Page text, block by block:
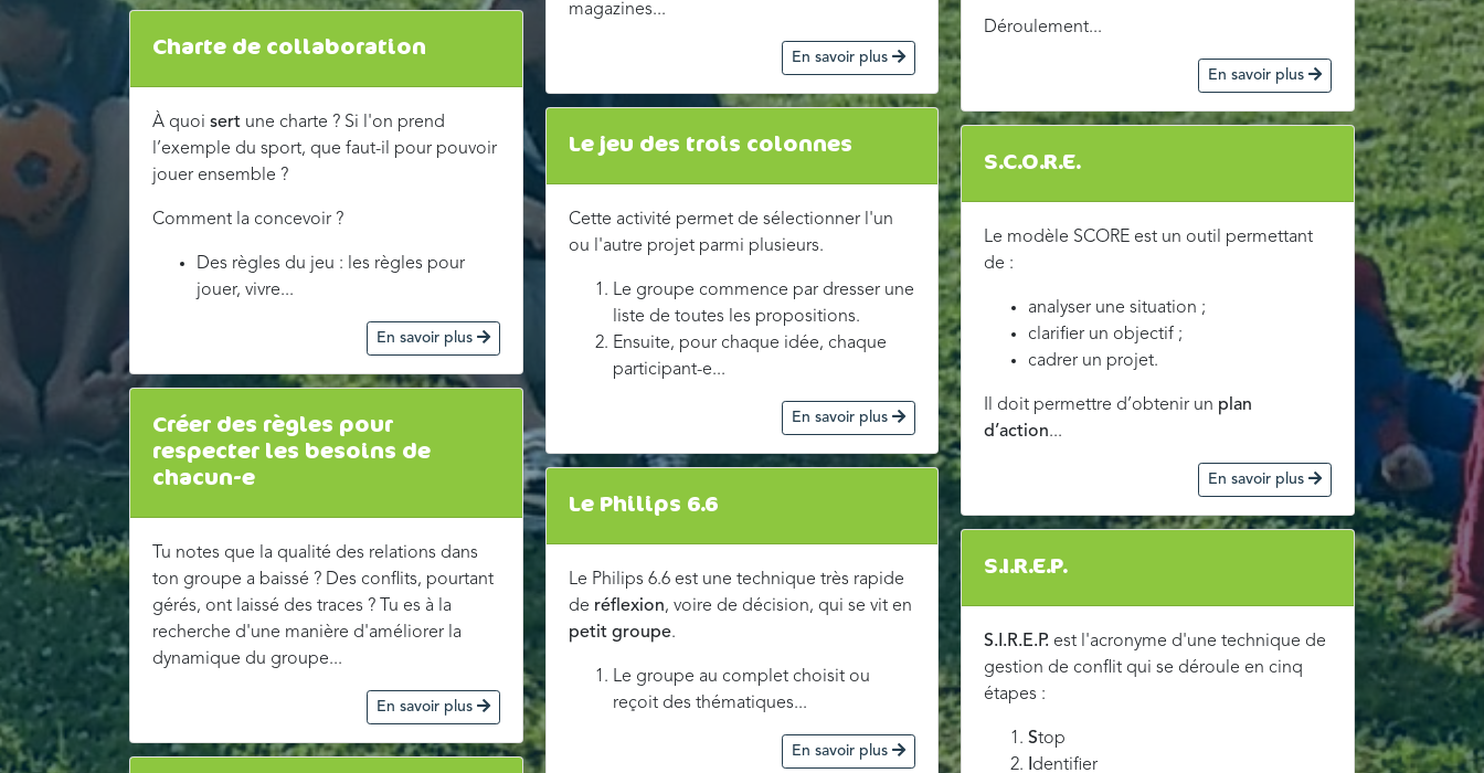
Charte de collaboration
À quoi sert une charte ? Si l'on prend
l’exemple du sport, que faut-il pour pouvoir
jouer ensemble ?
Comment la concevoir ?
Des règles du jeu : les règles pour
jouer, vivre...
En savoir plus
Créer des règles pour
respecter les besoins de
chacun-e
Tu notes que la qualité des relations dans
ton groupe a baissé ? Des conflits, pourtant
gérés, ont laissé des traces ? Tu es à la
recherche d'une manière d'améliorer la
dynamique du groupe...
En savoir plus
magazines...
En savoir plus
Le jeu des trois colonnes
Cette activité permet de sélectionner l'un
ou l'autre projet parmi plusieurs.
Le groupe commence par dresser une
liste de toutes les propositions.
Ensuite, pour chaque idée, chaque
participant-e...
En savoir plus
Le Philips 6.6
Le Philips 6.6 est une technique très rapide
de réflexion, voire de décision, qui se vit en
petit groupe.
Le groupe au complet choisit ou
reçoit des thématiques...
En savoir plus
Déroulement...
En savoir plus
S.C.O.R.E.
Le modèle SCORE est un outil permettant
de :
analyser une situation ;
clarifier un objectif ;
cadrer un projet.
Il doit permettre d’obtenir un plan
d’action...
En savoir plus
S.I.R.E.P.
S.I.R.E.P. est l'acronyme d'une technique de
gestion de conflit qui se déroule en cinq
étapes :
Stop
dentifier